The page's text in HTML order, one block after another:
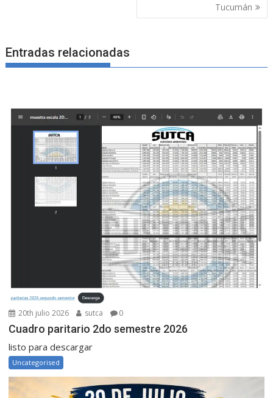
Tucumán
Entradas relacionadas
20th julio 2026 sutca 0
Cuadro paritario 2do semestre 2026
listo para descargar
Uncategorised